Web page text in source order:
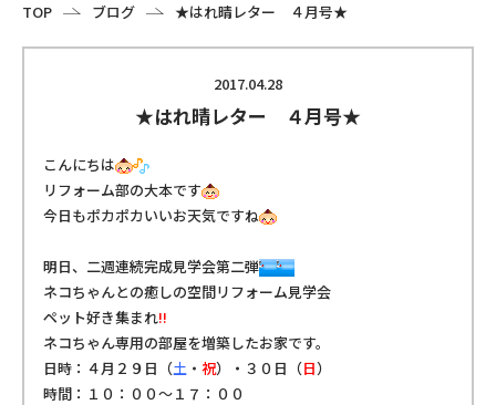
TOP ブログ ★はれ晴レター ４月号★
2017.04.28
★はれ晴レター ４月号★
こんにちは
リフォーム部の大本です
今日もポカポカいいお天気ですね
明日、二週連続完成見学会第二弾
ネコちゃんとの癒しの空間リフォーム見学会
ペット好き集まれ!!
ネコちゃん専用の部屋を増築したお家です。
日時：４月２９日（土 ・祝）・３０日（日）
時間：１０：００～１７：００